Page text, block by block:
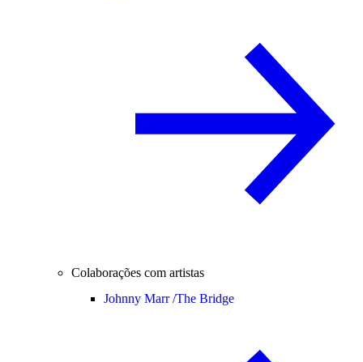
Colaborações com artistas
Johnny Marr /The Bridge